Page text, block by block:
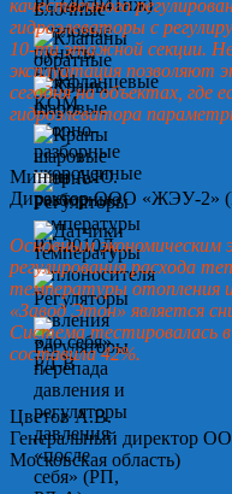
качественного
гидроэлеваторы с
10-ти этажной секции.
эксплуатация позволяют
сегодня на объектах, где
гидроэлеватора
Минин А.Ю.
Директор ООО «ЖЭУ-2»
Основным
регулирования расхода
температуры отопления
«Завод Этон» является
Система тестировалась в
составила 42%.
Цветов А.В.
Генеральный директор
Московская область)